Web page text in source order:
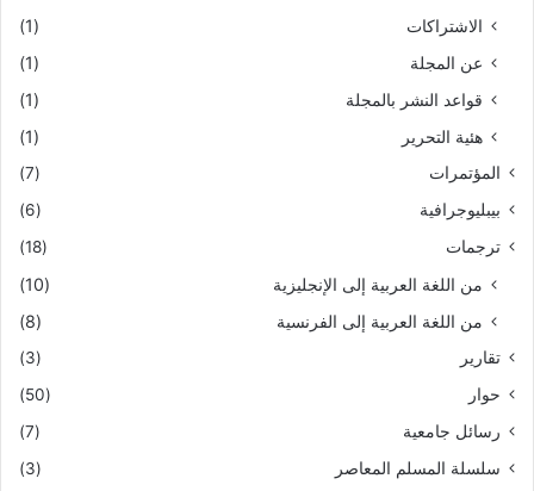
الاشتراكات
(1)
عن المجلة
(1)
قواعد النشر بالمجلة
(1)
هئية التحرير
(1)
المؤتمرات
(7)
بيبليوجرافية
(6)
ترجمات
(18)
من اللغة العربية إلى الإنجليزية
(10)
من اللغة العربية إلى الفرنسية
(8)
تقارير
(3)
حوار
(50)
رسائل جامعية
(7)
سلسلة المسلم المعاصر
(3)